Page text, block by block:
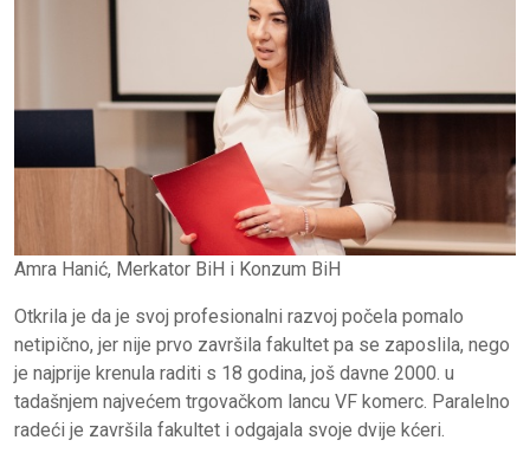
Amra Hanić, Merkator BiH i Konzum BiH
Otkrila je da je svoj profesionalni razvoj počela pomalo
netipično, jer nije prvo završila fakultet pa se zaposlila, nego
je najprije krenula raditi s 18 godina, još davne 2000. u
tadašnjem najvećem trgovačkom lancu VF komerc. Paralelno
radeći je završila fakultet i odgajala svoje dvije kćeri.